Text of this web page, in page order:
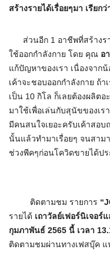
สร้างรายได้เรื่อยๆมา เรียก
ส่วนอีก 1 อาชีพที่สร้างร
ใช้ออกกำลังกาย โดย คุณ อ
แก้ปัญหาของเรา เนื่องจาก
เค้าจะชอบออกกำลังกาย ถ้า
เป็น 10 กิโล ก็เลยต้องผลิต
มาใช้เพื่อเล่นกับสุนัขของเ
มีคนสนใจเยอะครับเค้าสอบ
นั้นแล้วทำมาเรื่อยๆ จนสาม
ช่วงพีคๆก่อนโควิดขายได้ป
ติดตามชม รายการ “
รายได้ เถาวัลย์เฟอร์นิเจอ
กุมภาพันธ์ 2565 นี้ เวลา
ติดตามชมผ่านทางเฟสบุ๊ค